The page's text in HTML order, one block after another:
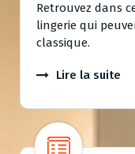
Retrouvez dans
lingerie qui
classique.
Lire la suite